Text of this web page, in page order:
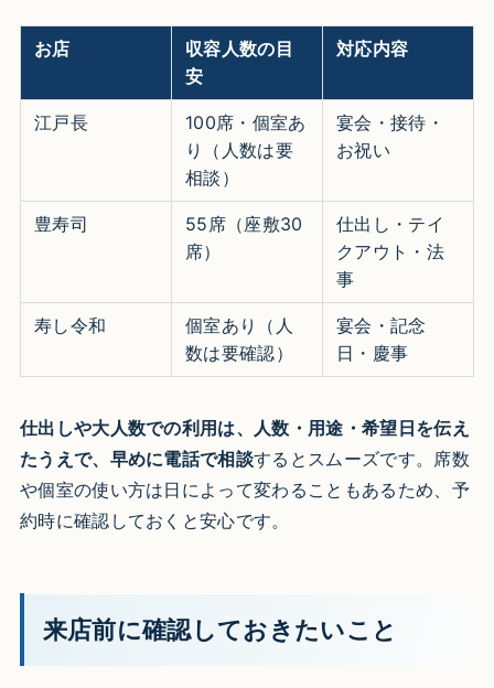
お店
収容人数の目
安
対応内容
江戸長
100席・個室あ
り（人数は要
相談）
宴会・接待・
お祝い
豊寿司
55席（座敷30
席）
仕出し・テイ
クアウト・法
事
寿し令和
個室あり（人
数は要確認）
宴会・記念
日・慶事
仕出しや大人数での利用は、人数・用途・希望日を伝え
たうえで、早めに電話で相談するとスムーズです。席数
や個室の使い方は日によって変わることもあるため、予
約時に確認しておくと安心です。
来店前に確認しておきたいこと